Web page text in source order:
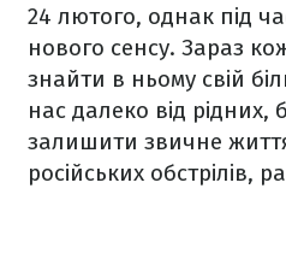
24 лютого, однак під
нового сенсу. Зараз
знайти в ньому свій
нас далеко від рідних,
залишити звичне
російських обстрілів,